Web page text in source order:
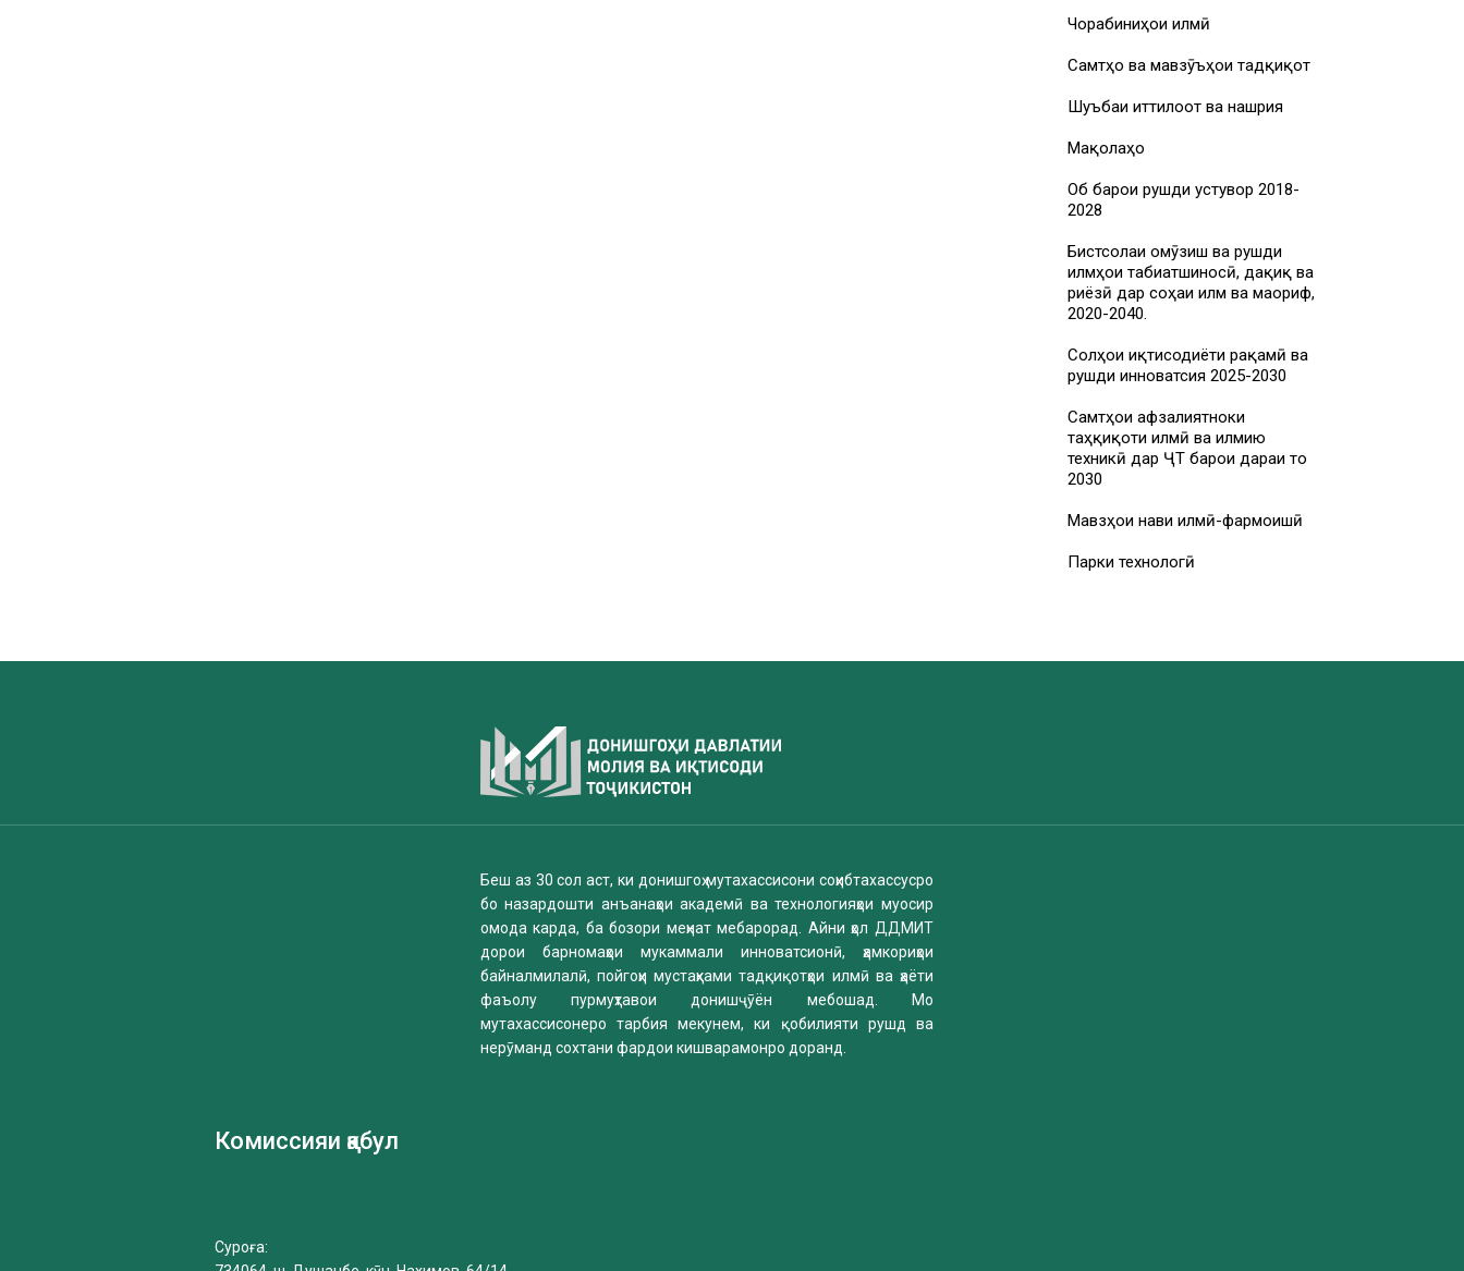
Чорабиниҳои илмӣ
Самтҳо ва мавзӯъҳои тадқиқот
Шуъбаи иттилоот ва нашрия
Мақолаҳо
Об барои рушди устувор 2018-
2028
Бистсолаи омӯзиш ва рушди
илмҳои табиатшиносӣ, дақиқ ва
риёзӣ дар соҳаи илм ва маориф,
2020-2040.
Солҳои иқтисодиёти рақамӣ ва
рушди инноватсия 2025-2030
Самтҳои афзалиятноки
таҳқиқоти илмӣ ва илмию
техникӣ дар ҶТ барои дараи то
2030
Мавзҳои нави илмӣ-фармоишӣ
Парки технологӣ
Беш аз 30 сол аст, ки донишгоҳ мутахассисони соҳибтахассусро
бо назардошти анъанаҳои академӣ ва технологияҳои муосир
омода карда, ба бозори меҳнат мебарорад. Айни ҳол ДДМИТ
дорои барномаҳои мукаммали инноватсионӣ, ҳамкориҳои
байналмилалӣ, пойгоҳи мустаҳками тадқиқотҳои илмӣ ва ҳаёти
фаъолу пурмуҳтавои донишҷӯён мебошад. Мо
мутахассисонеро тарбия мекунем, ки қобилияти рушд ва
нерӯманд сохтани фардои кишварамонро доранд.
Комиссияи қабул
Суроға: